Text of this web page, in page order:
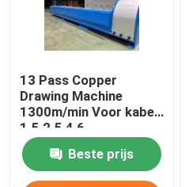
13 Pass Copper
Drawing Machine
1300m/min Voor kabel
1.5 2.5 4 6
Beste prijs